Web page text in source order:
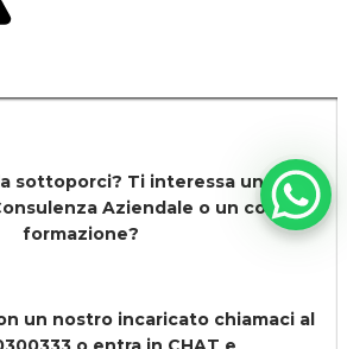
sottoporci? Ti interessa uno dei
Aziendale o un corso di
formazione?
un nostro incaricato chiamaci al